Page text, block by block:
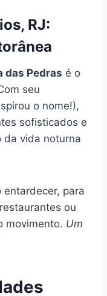
RJ:
das Pedras é o
seu
o nome!),
sofisticados e
da vida noturna
entardecer, para
ou
movimento. Um